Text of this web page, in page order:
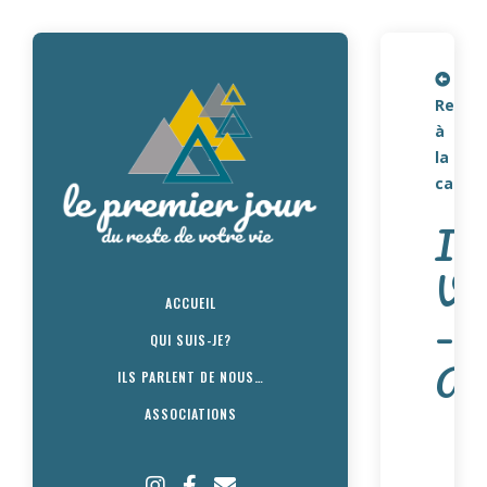
ACCUEIL
QUI SUIS-JE?
ILS PARLENT DE NOUS…
ASSOCIATIONS
Retour
à
la
carte
–